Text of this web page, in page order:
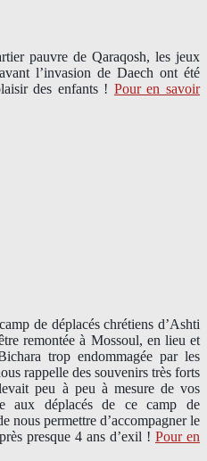
pauvre de Qaraqosh, les jeux
l’invasion de Daech ont été
des enfants ! Pour en savoir
de déplacés chrétiens d’Ashti
remontée à Mossoul, en lieu et
trop endommagée par les
rappelle des souvenirs très forts
peu à peu à mesure de vos
aux déplacés de ce camp de
nous permettre d’accompagner le
presque 4 ans d’exil ! Pour en